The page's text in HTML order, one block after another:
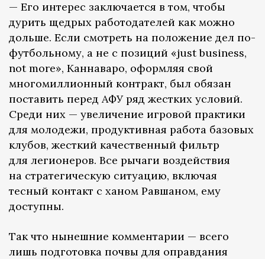
— Его интерес заключается в том, чтобы
дурить щедрых работодателей как можно
дольше. Если смотреть на положение дел по-
футбольному, а не с позиций «just business,
not more», Каннаваро, оформляя свой
многомиллионный контракт, был обязан
поставить перед АФУ ряд жестких условий.
Среди них — увеличение игровой практики
для молодежи, продуктивная работа базовых
клубов, жесткий качественный фильтр
для легионеров. Все рычаги воздействия
на стратегическую ситуацию, включая
тесный контакт с ханом Равшаном, ему
доступны.
Так что нынешние комментарии — всего
лишь подготовка почвы для оправдания